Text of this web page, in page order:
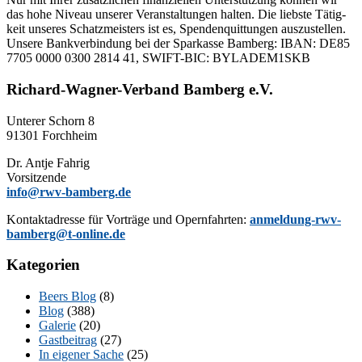
das hohe Ni­veau un­se­rer Ver­an­stal­tun­gen hal­ten. Die liebs­te Tä­tig­
keit un­se­res Schatz­meis­ters ist es, Spen­den­quit­tun­gen aus­zu­stel­len.
Un­se­re Bank­ver­bin­dung bei der Spar­kas­se Bam­berg: IBAN: DE85
7705 0000 0300 2814 41, SWIFT-BIC: BYLADEM1SKB
Richard-Wagner-Verband Bamberg e.V.
Un­te­rer Schorn 8
91301 Forchheim
Dr. Ant­je Fahrig
Vorsitzende
info@rwv-bamberg.de
Kon­takt­adres­se für Vor­trä­ge und Opern­fahr­ten: anmeldung-rwv-
bamberg@t-online.de
Kategorien
Beers Blog (8)
Blog (388)
Galerie (20)
Gastbeitrag (27)
In eigener Sache (25)